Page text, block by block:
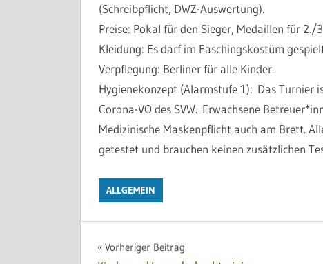
(Schreibpflicht, DWZ-Auswertung).
Preise: Pokal für den Sieger, Medaillen für 2./
Kleidung: Es darf im Faschingskostüm
Verpflegung: Berliner für alle Kinder.
Hygienekonzept (Alarmstufe 1): Das Turnier
Corona-VO des SVW. Erwachsene
Medizinische Maskenpflicht auch am Brett.
getestet und brauchen keinen zusätzlichen
ALLGEMEIN
Beitragsnavigation
Vorheriger Beitrag